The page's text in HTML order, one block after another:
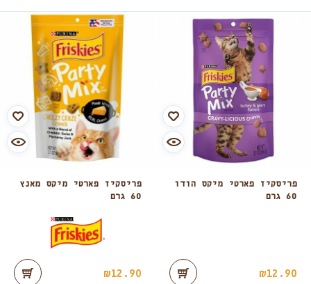
פריסקיז פארטי מיקס הודו
60 גרם
₪12.90
פריסקיז פארטי מיקס מאנץ
60 גרם
₪12.90